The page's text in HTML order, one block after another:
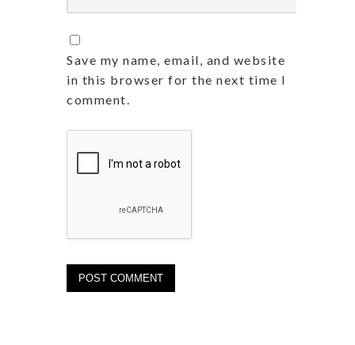
Save my name, email, and website
in this browser for the next time I
comment.